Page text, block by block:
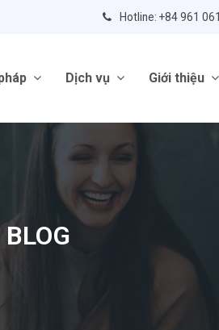
Hotline: +84 961
Dịch vụ Giới thiệu
BLOG